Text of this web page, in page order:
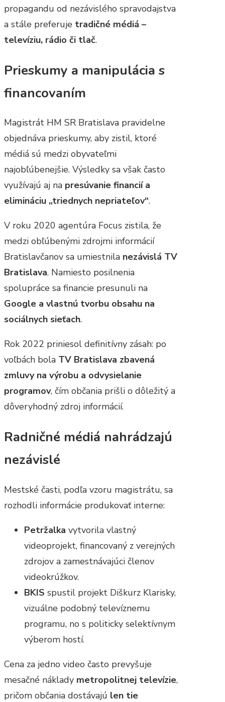
propagandu od nezávislého spravodajstva
a stále preferuje tradičné médiá –
televíziu, rádio či tlač.
Prieskumy a manipulácia s
financovaním
Magistrát HM SR Bratislava pravidelne
objednáva prieskumy, aby zistil, ktoré
médiá sú medzi obyvateľmi
najobľúbenejšie. Výsledky sa však často
využívajú aj na presúvanie financií a
elimináciu „triednych nepriateľov“.
V roku 2020 agentúra Focus zistila, že
medzi obľúbenými zdrojmi informácií
Bratislavčanov sa umiestnila nezávislá TV
Bratislava. Namiesto posilnenia
spolupráce sa financie presunuli na
Google a vlastnú tvorbu obsahu na
sociálnych sieťach.
Rok 2022 priniesol definitívny zásah: po
voľbách bola TV Bratislava zbavená
zmluvy na výrobu a odvysielanie
programov, čím občania prišli o dôležitý a
dôveryhodný zdroj informácií.
Radničné médiá nahrádzajú
nezávislé
Mestské časti, podľa vzoru magistrátu, sa
rozhodli informácie produkovať interne:
Petržalka vytvorila vlastný
videoprojekt, financovaný z verejných
zdrojov a zamestnávajúci členov
videokrúžkov.
BKIS spustil projekt Diškurz Klarisky,
vizuálne podobný televíznemu
programu, no s politicky selektívnym
výberom hostí.
Cena za jedno video často prevyšuje
mesačné náklady metropolitnej televízie,
pričom občania dostávajú len tie